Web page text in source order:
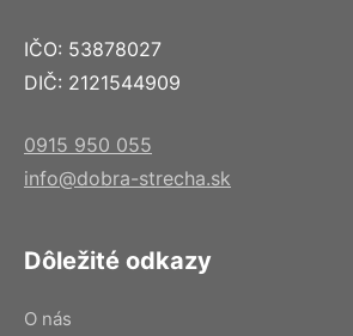
IČO: 53878027
DIČ: 2121544909
0915 950 055
info@dobra-strecha.sk
Dôležité odkazy
O nás